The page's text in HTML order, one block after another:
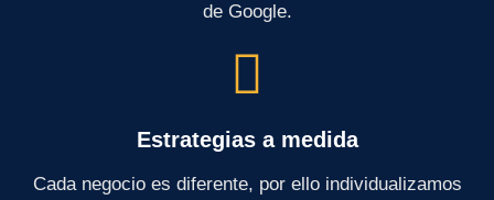
de Google.
Estrategias a medida
Cada negocio es diferente, por ello individualizamos